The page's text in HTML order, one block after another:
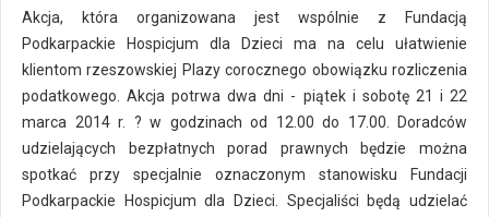
Akcja, która organizowana jest wspólnie z Fundacją
Podkarpackie Hospicjum dla Dzieci ma na celu ułatwienie
klientom rzeszowskiej Plazy corocznego obowiązku rozliczenia
podatkowego. Akcja potrwa dwa dni - piątek i sobotę 21 i 22
marca 2014 r. ? w godzinach od 12.00 do 17.00. Doradców
udzielających bezpłatnych porad prawnych będzie można
spotkać przy specjalnie oznaczonym stanowisku Fundacji
Podkarpackie Hospicjum dla Dzieci. Specjaliści będą udzielać